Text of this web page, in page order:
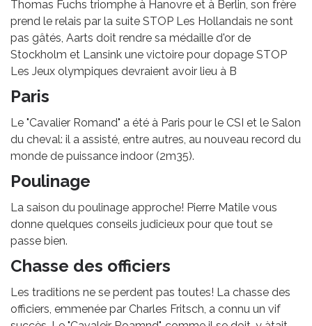
Thomas Fuchs triomphe à Hanovre et à Berlin, son frère
prend le relais par la suite STOP Les Hollandais ne sont
pas gâtés, Aarts doit rendre sa médaille d'or de
Stockholm et Lansink une victoire pour dopage STOP
Les Jeux olympiques devraient avoir lieu à B
Paris
Le "Cavalier Romand" a été à Paris pour le CSI et le Salon
du cheval: il a assisté, entre autres, au nouveau record du
monde de puissance indoor (2m35).
Poulinage
La saison du poulinage approche! Pierre Matile vous
donne quelques conseils judicieux pour que tout se
passe bien.
Chasse des officiers
Les traditions ne se perdent pas toutes! La chasse des
officiers, emmenée par Charles Fritsch, a connu un vif